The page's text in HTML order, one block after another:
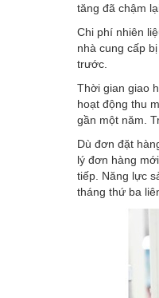
tăng đã chậm
Chi phí nhiên
nhà cung cấp
trước.
Thời gian giao
hoạt động thu
gần một năm.
Dù đơn đặt
lý đơn hàng
tiếp. Năng lực
tháng thứ ba